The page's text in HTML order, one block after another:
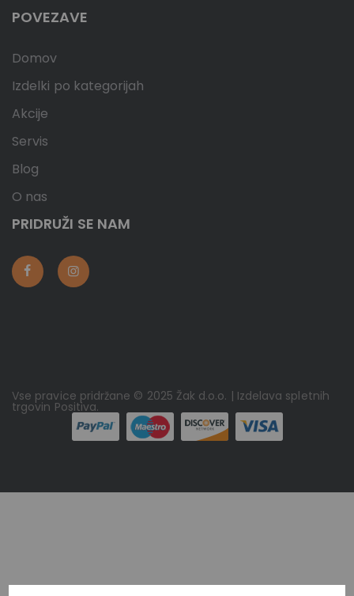
POVEZAVE
Domov
Izdelki po kategorijah
Akcije
Servis
Blog
O nas
PRIDRUŽI SE NAM
Vse pravice pridržane © 2025 Žak d.o.o. | Izdelava spletnih
trgovin Positiva.